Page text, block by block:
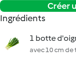
Créer
Ingrédients
1 botte
avec 10 cm de